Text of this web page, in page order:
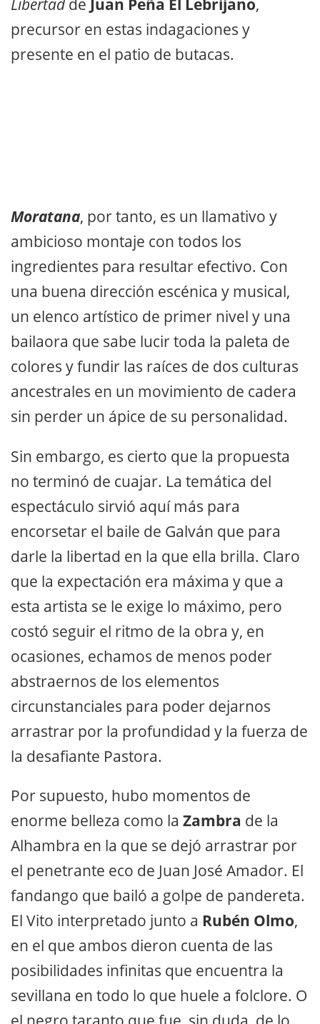
Libertadde Juan Peña El Lebrijano,
precursor en estas indagaciones y
presente en el patio de butacas.
Moratana, por tanto, es un llamativo y
ambicioso montaje con todos los
ingredientes para resultar efectivo. Con
una buena dirección escénica y musical,
un elenco artístico de primer nivel y una
bailaora que sabe lucir toda la paleta de
colores y fundir las raíces de dos culturas
ancestrales en un movimiento de cadera
sin perder un ápice de su personalidad.
Sin embargo, es cierto que la propuesta
no terminó de cuajar. La temática del
espectáculo sirvió aquí más para
encorsetar el baile de Galván que para
darle la libertad en la que ella brilla. Claro
que la expectación era máxima y que a
esta artista se le exige lo máximo, pero
costó seguir el ritmo de la obra y, en
ocasiones, echamos de menos poder
abstraernos de los elementos
circunstanciales para poder dejarnos
arrastrar por la profundidad y la fuerza de
la desafiante Pastora.
Por supuesto, hubo momentos de
enorme belleza como la Zambra de la
Alhambra en la que se dejó arrastrar por
el penetrante eco de Juan José Amador. El
fandango que bailó a golpe de pandereta.
El Vito interpretado junto a Rubén Olmo,
en el que ambos dieron cuenta de las
posibilidades infinitas que encuentra la
sevillana en todo lo que huele a folclore. O